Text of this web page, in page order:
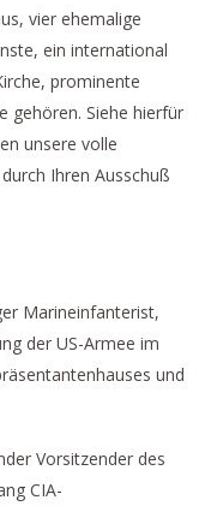
vier ehemalige
ein international
prominente
gehören. Siehe hierfür
unsere volle
Ihren Ausschuß
Marineinfanterist,
der US-Armee im
und
Vorsitzender des
CIA-